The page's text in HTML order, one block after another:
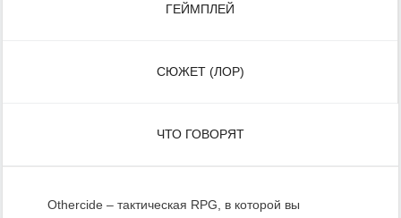
ГЕЙМПЛЕЙ
СЮЖЕТ (ЛОР)
ЧТО ГОВОРЯТ
Othercide – тактическая RPG, в которой вы